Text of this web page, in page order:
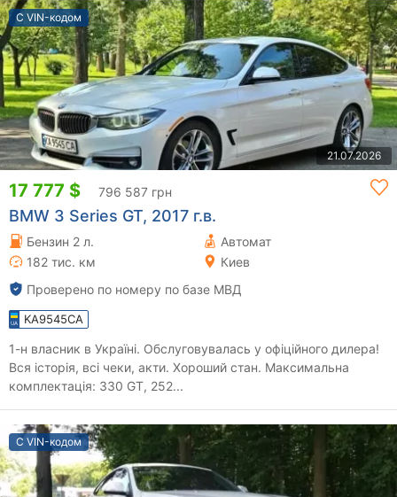
С VIN-кодом
21.07.2026
17 777 $ 796 587 грн
BMW 3 Series GT, 2017 г.в.
Бензин 2 л.
Автомат
182 тис. км
Киев
Проверено по номеру по базе МВД
KA9545CA
1-н власник в Україні. Обслуговувалась у офіційного дилера!
Вся історія, всі чеки, акти. Хороший стан. Максимальна
комплектація: 330 GT, 252...
С VIN-кодом